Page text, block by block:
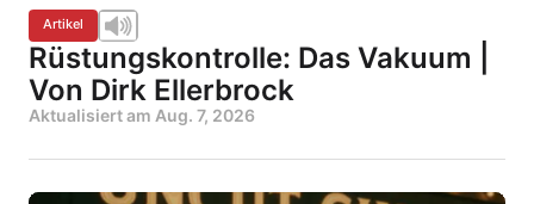
Artikel
Rüstungskontrolle: Das Vakuum |
Von Dirk Ellerbrock
Aktualisiert am Aug. 7, 2026